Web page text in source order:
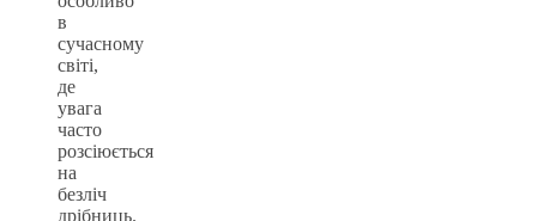
в
сучасному
світі,
де
увага
часто
розсіюється
на
безліч
дрібниць.